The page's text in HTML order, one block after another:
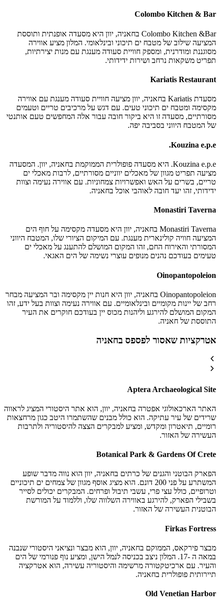
Colombo Kitchen & Bar
Colombo Kitchen &Bar בחאניה, יוון היא מסעדה אופנתית ותוססת
המציעה שילוב של מטבח ים תיכוני ובינלאומי. המלון מציע אווירה
מסוגננת ומודרנית, ומספק חוויית סעודה מענגת עם מנות יצירתיות,
תפריט משקאות נרחב ושירות ידידותי.
Kariatis Restaurant
מסעדת Kariatis בחאניה, יוון מציעה חוויית סעודה מענגת עם אווירה
מקסימה ומטבח ים תיכוני טעים. עם דגש על מרכיבים טריים וטעמים
מסורתיים, מסעדה זו היא ביקור חובה עבור אלה המחפשים טעם אותנטי
של המטבח היווני בסביבה יפה.
Kouzina e.p.e.
Kouzina e.p.e. היא מסעדה פופולרית הממוקמת בחאניה, יוון. המסעדה
מציעה תפריט מגוון של מאכלים יווניים מסורתיים, לרבות מאכלי ים
טריים, בשרים על האש ואפשרויות צמחוניות. עם אווירה נעימה וצוות
ידידותי, זהו יעד חובה לאוהבי אוכל בחאניה.
Monastiri Taverna
Monastiri Taverna בחאניה, יוון היא מסעדה מקסימה על חוף הים
המציעה חוויה קולינארית מענגת. עם המיקום הציורי שלו, המטבח היווני
המסורתי והאירוח החם, זהו המקום המושלם להתענג על מאכלי ים
טעימים בעודכם נהנים מנופים עוצרי נשימה של הים האגאי.
Oinopantopoleion
Oinopantopoleion בחאניה, יוון היא חנות יין מקסימה ובר המציעה מבחר
רחב של יינות מקומיים ובינלאומיים. עם אווירה נעימה וצוות בעל ידע, זהו
המקום המושלם להירגע וליהנות מכוס יין בעודכם חוקרים את העיר
התוססת של חאניה.
אטרקציות שאסור לפספס בחאניה
Aptera Archaeological Site
האתר הארכאולוגי אפטרה בחאניה, יוון, הוא אתר היסטורי המציג לראווה
שרידים של עיר עתיקה. הוא כולל מבנים שהשתמרו היטב כגון מרחצאות
רומיים, תיאטרון ומקדש, ומציע למבקרים הצצה להיסטוריה ולתרבות
העשירה של האזור.
Botanical Park & Gardens Of Crete
הפארק הבוטני והגנים של כרתים בחאניה, יוון הוא נווה מדבר שופע
המשתרע על פני 200 דונם. הוא מציג אוסף מגוון של צמחים ים תיכוניים
וטרופיים, כולל עצי פרי, עשבי תיבול ופרחים. המבקרים יכולים לסייר
בשבילי הפארק, להירגע באווירה השלווה שלו, וללמוד על המורשת
הבוטנית העשירה של האזור.
Firkas Fortress
מבצר פירקאס, הממוקם בחאניה, יוון, הוא מבצר ונציאני היסטורי שנבנה
במאה ה -17. המלון ניצב בכניסה לנמל הישן, ומציע נוף פנורמי של הים
והעיר. עם ארכיטקטורה מרשימה והיסטוריה עשירה, הוא אטרקציה
תיירותית פופולרית בחאניה.
Old Venetian Harbor